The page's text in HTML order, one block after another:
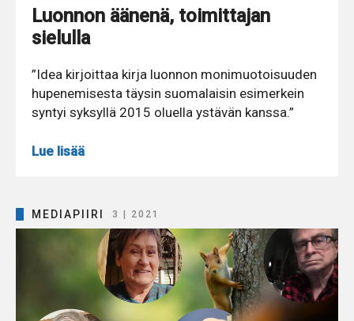
Luonnon äänenä, toimittajan
sielulla
”Idea kirjoittaa kirja luonnon monimuotoisuuden
hupenemisesta täysin suomalaisin esimerkein
syntyi syksyllä 2015 oluella ystävän kanssa.”
Lue lisää
MEDIAPIIRI 3 | 2021